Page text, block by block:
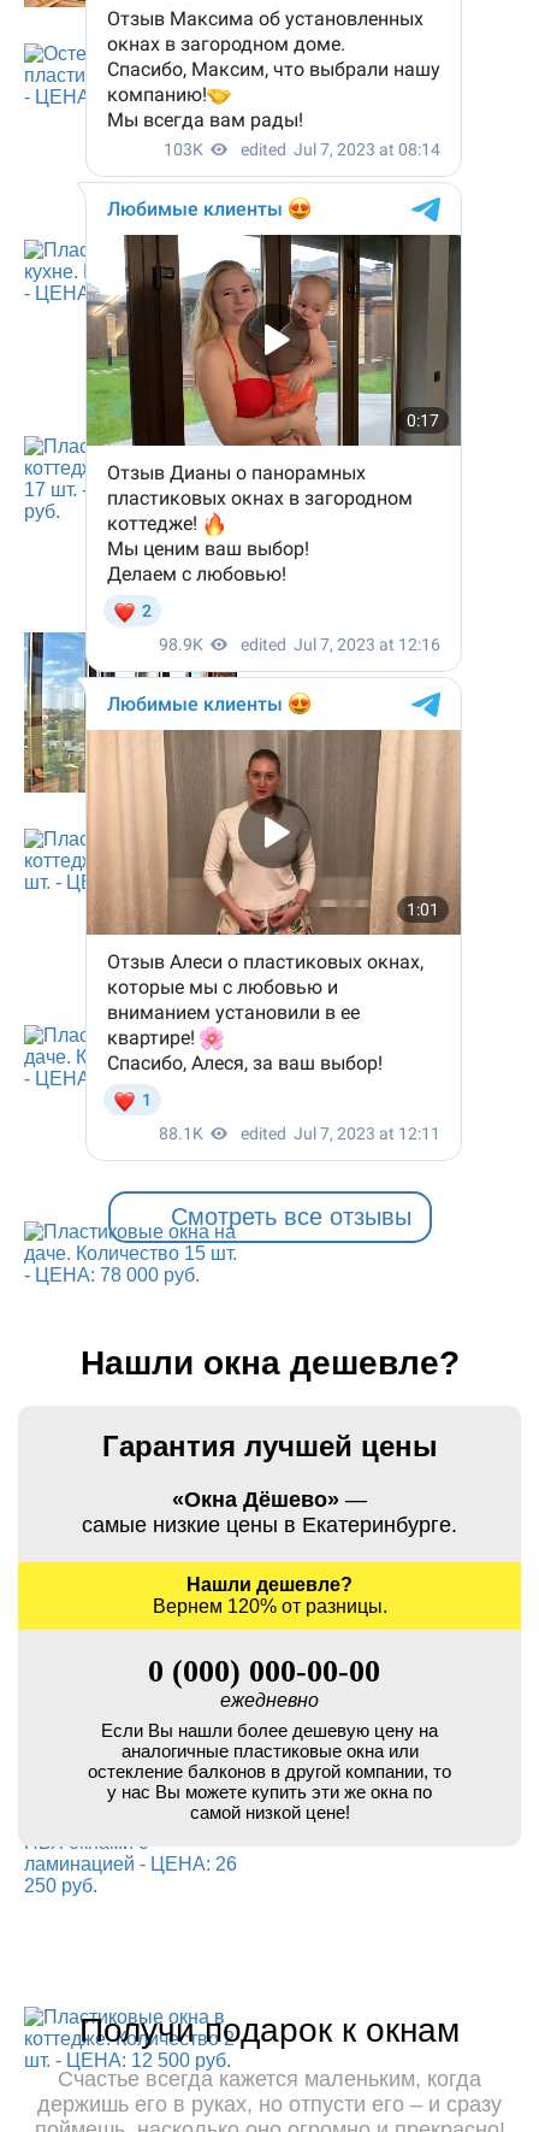
Смотреть все отзывы
Нашли окна дешевле?
Гарантия лучшей цены
«Окна Дёшево» —
самые низкие цены в Екатеринбурге.
Нашли дешевле?
Вернем 120% от разницы.
0 (000) 000-00-00
ежедневно
Если Вы нашли более дешевую цену на
аналогичные пластиковые окна или
остекление балконов в другой компании, то
у нас Вы можете купить эти же окна по
самой низкой цене!
Получи подарок к окнам
Счастье всегда кажется маленьким, когда
держишь его в руках, но отпусти его – и сразу